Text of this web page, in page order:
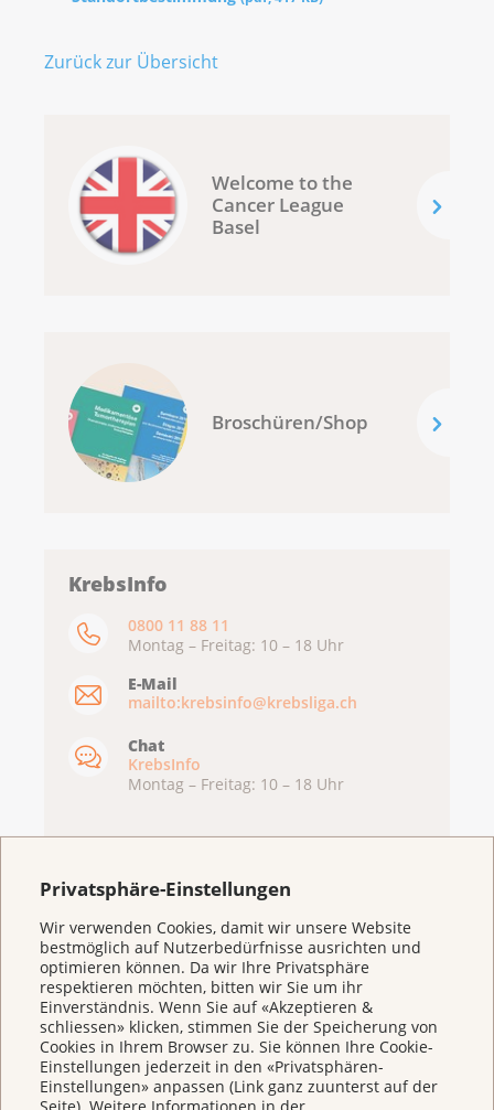
Privatsphäre-Einstellungen
Wir verwenden Cookies, damit wir unsere Website
bestmöglich auf Nutzerbedürfnisse ausrichten und
optimieren können. Da wir Ihre Privatsphäre
respektieren möchten, bitten wir Sie um ihr
Einverständnis. Wenn Sie auf «Akzeptieren &
schliessen» klicken, stimmen Sie der Speicherung von
Cookies in Ihrem Browser zu. Sie können Ihre Cookie-
Einstellungen jederzeit in den «Privatsphären-
Einstellungen» anpassen (Link ganz zuunterst auf der
Zurück zur Übersicht
Welcome to the
Cancer League
Basel
Broschüren/Shop
KrebsInfo
0800 11 88 11
Montag – Freitag: 10 – 18 Uhr
E-Mail
mailto:krebsinfo@krebsliga.ch
Chat
KrebsInfo
Montag – Freitag: 10 – 18 Uhr
Weitere Themen